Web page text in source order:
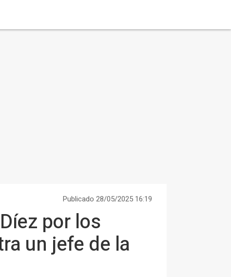
Publicado 28/05/2025 16:19
por los
un jefe de la